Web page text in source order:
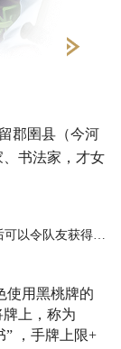
郡圉县（今河
书法家，才女
令队友获得牌。
使用黑桃牌的
上，称为
” ，手牌上限+